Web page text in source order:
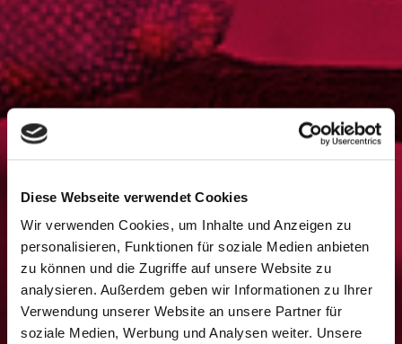
Diese Webseite verwendet Cookies
Wir verwenden Cookies, um Inhalte und Anzeigen zu
personalisieren, Funktionen für soziale Medien anbieten
zu können und die Zugriffe auf unsere Website zu
analysieren. Außerdem geben wir Informationen zu Ihrer
Verwendung unserer Website an unsere Partner für
soziale Medien, Werbung und Analysen weiter. Unsere